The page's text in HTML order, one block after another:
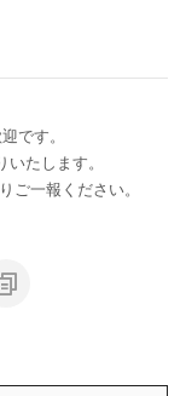
です。
たします。
ご一報ください。